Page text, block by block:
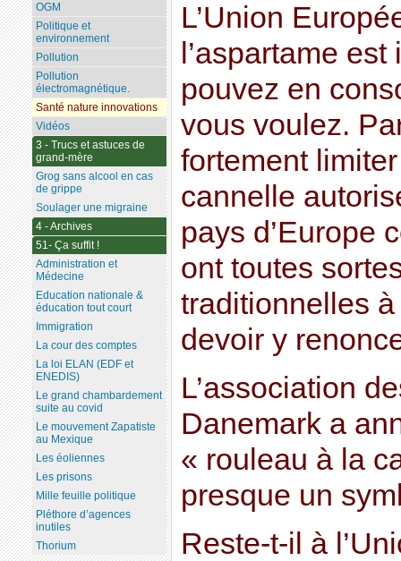
L’Union
l’aspartame
pouvez en
vous voulez.
fortement
cannelle
pays d’Europe
ont toutes
traditionnelles
devoir y
L’association
Danemark a
« rouleau à la
presque un
Reste-t-il à
OGM
Politique et
environnement
Pollution
Pollution
électromagnétique.
Santé nature innovations
Vidéos
3 - Trucs et astuces de
grand-mère
Grog sans alcool en cas
de grippe
Soulager une migraine
4 - Archives
51- Ça suffit !
Administration et
Médecine
Education nationale &
éducation tout court
Immigration
La cour des comptes
La loi ELAN (EDF et
ENEDIS)
Le grand chambardement
suite au covid
Le mouvement Zapatiste
au Mexique
Les éoliennes
Les prisons
Mille feuille politique
Pléthore d’agences
inutiles
Thorium